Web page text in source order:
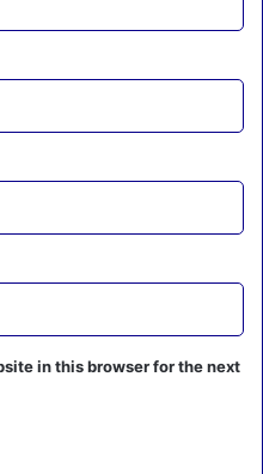
in this browser for the next